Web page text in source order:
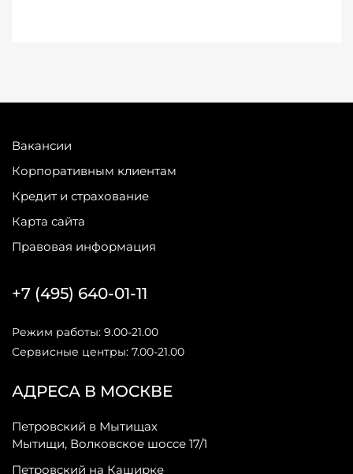
Вакансии
Корпоративным клиентам
Кредит и страхование
Карта сайта
Правовая информация
АДРЕСА В МОСКВЕ
Петровский в Мытищах
Мытищи, Волковское шоссе 17/1
Петровский на Каширке
+7 (495) 640-01-11
Режим работы: 9.00-21.00
Сервисные центры: 7.00-21.00